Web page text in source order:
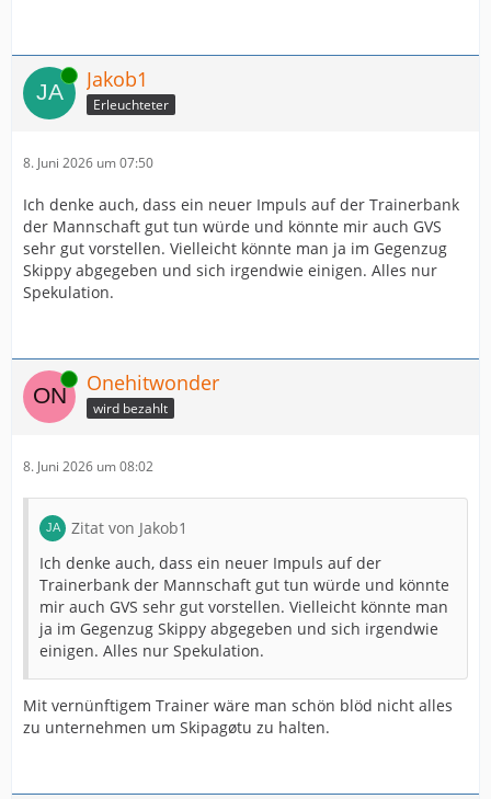
Online Jakob1
Erleuchteter
8. Juni 2026 um 07:50
Ich denke auch, dass ein neuer Impuls auf der Trainerbank
der Mannschaft gut tun würde und könnte mir auch GVS
sehr gut vorstellen. Vielleicht könnte man ja im Gegenzug
Skippy abgegeben und sich irgendwie einigen. Alles nur
Spekulation.
Online Onehitwonder
wird bezahlt
8. Juni 2026 um 08:02
Zitat von Jakob1
Ich denke auch, dass ein neuer Impuls auf der
Trainerbank der Mannschaft gut tun würde und könnte
mir auch GVS sehr gut vorstellen. Vielleicht könnte man
ja im Gegenzug Skippy abgegeben und sich irgendwie
einigen. Alles nur Spekulation.
Mit vernünftigem Trainer wäre man schön blöd nicht alles
zu unternehmen um Skipagøtu zu halten.